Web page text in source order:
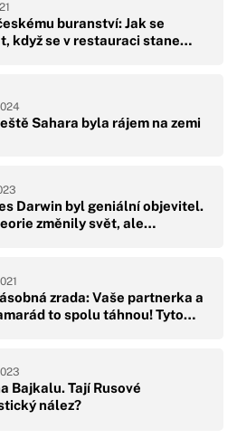
buranství: Jak se
když se v restauraci stane…
Sahara byla rájem na zemi
Darwin byl geniální objevitel.
změnily svět, ale…
zrada: Vaše partnerka a
to spolu táhnou! Tyto…
Bajkalu. Tají Rusové
nález?